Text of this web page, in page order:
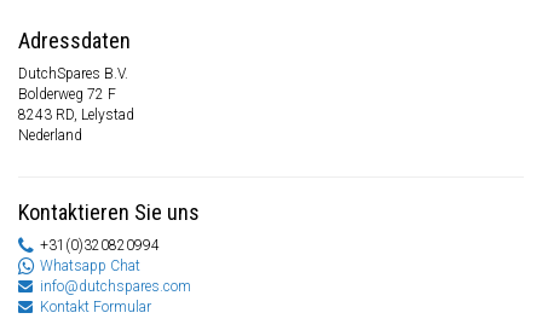
Adressdaten
DutchSpares B.V.
Bolderweg 72 F
8243 RD, Lelystad
Nederland
Kontaktieren Sie uns
+31(0)320820994
Whatsapp Chat
info@dutchspares.com
Kontakt Formular